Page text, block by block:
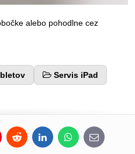
alebo pohodlne cez
Servis iPad
RedditLinkedInWhatsApp
E-
mail